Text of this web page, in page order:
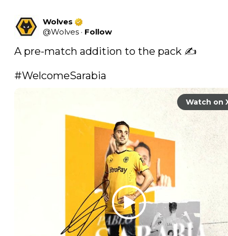
Wolves
@Wolves · Follow
A pre-match addition to the pack ✍️
#WelcomeSarabia
Watch on